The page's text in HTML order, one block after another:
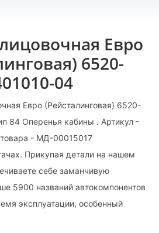
Евро
6520-
04
Евро (Рейсталинговая) 6520-
84 Оперенья кабины . Артикул -
- МД-00015017
Прикупая детали на нашем
себе заманчивую
5900 названий автокомпонентов
эксплуатации, особенный